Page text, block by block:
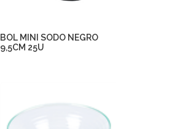
BOL MINI SODO NEGRO
9,5CM 25U